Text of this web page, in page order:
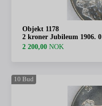
Objekt 1178
2 kroner Jubileum 1906. 0
2 200,00 NOK
10 Bud